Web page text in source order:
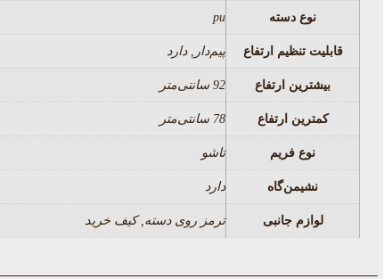
نوع دسته pu
قابلیت تنظیم ارتفاع پیم‌دار, دارد
بیشترین ارتفاع 92 سانتی‌متر
کمترین ارتفاع 78 سانتی‌متر
نوع فریم تاشو
نشیمن‌گاه دارد
لوازم جانبی ترمز روی دسته, کیف خرید